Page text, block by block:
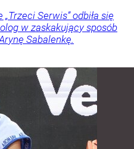
„Trzeci Serwis” odbiła się
w zaskakujący sposób
Sabalenkę.